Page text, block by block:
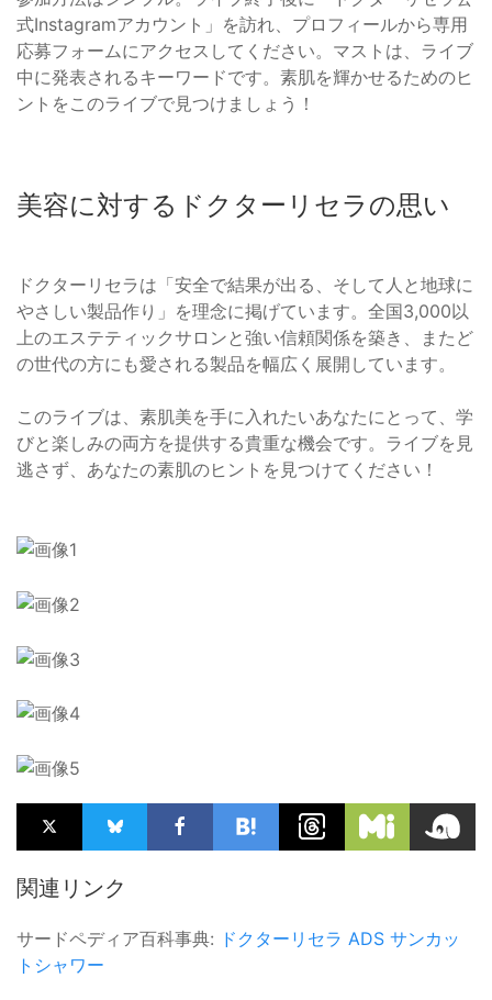
式Instagramアカウント」を訪れ、プロフィールから専用
応募フォームにアクセスしてください。マストは、ライブ
中に発表されるキーワードです。素肌を輝かせるためのヒ
ントをこのライブで見つけましょう！
美容に対するドクターリセラの思い
ドクターリセラは「安全で結果が出る、そして人と地球に
やさしい製品作り」を理念に掲げています。全国3,000以
上のエステティックサロンと強い信頼関係を築き、またど
の世代の方にも愛される製品を幅広く展開しています。
このライブは、素肌美を手に入れたいあなたにとって、学
びと楽しみの両方を提供する貴重な機会です。ライブを見
逃さず、あなたの素肌のヒントを見つけてください！
関連リンク
サードペディア百科事典: ドクターリセラ ADS サンカッ
トシャワー